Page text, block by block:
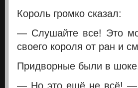
Король громко сказал:
— Слушайте все! Это
своего короля от ран и
Придворные были в
— Но это ещё не всё! —